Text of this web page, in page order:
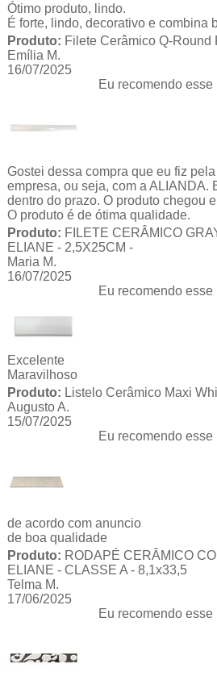
Ótimo produto, lindo.
É forte, lindo, decorativo e combina
Produto: Filete Cerâmico Q-Round
Emília M.
16/07/2025
Eu recomendo esse
Gostei dessa compra que eu fiz
empresa, ou seja, com a ALIANDA.
dentro do prazo. O produto chegou
O produto é de ótima qualidade.
Produto: FILETE CERÂMICO
ELIANE - 2,5X25CM -
Maria M.
16/07/2025
Eu recomendo esse
Excelente
Maravilhoso
Produto: Listelo Cerâmico Maxi
Augusto A.
15/07/2025
Eu recomendo esse
de acordo com anuncio
de boa qualidade
Produto: RODAPÉ CERÂMICO
ELIANE - CLASSE A - 8,1x33,5
Telma M.
17/06/2025
Eu recomendo esse